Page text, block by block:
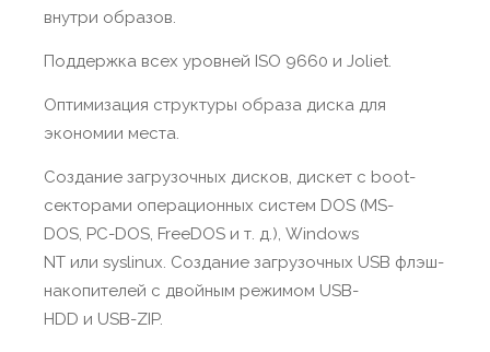
внутри образов.
Поддержка всех уровней ISO 9660 и Joliet.
Оптимизация структуры образа диска для
экономии места.
Создание загрузочных дисков, дискет с boot-
секторами операционных систем DOS (MS-
DOS, PC-DOS, FreeDOS и т. д.), Windows
NT или syslinux. Создание загрузочных USB флэш-
накопителей с двойным режимом USB-
HDD и USB-ZIP.